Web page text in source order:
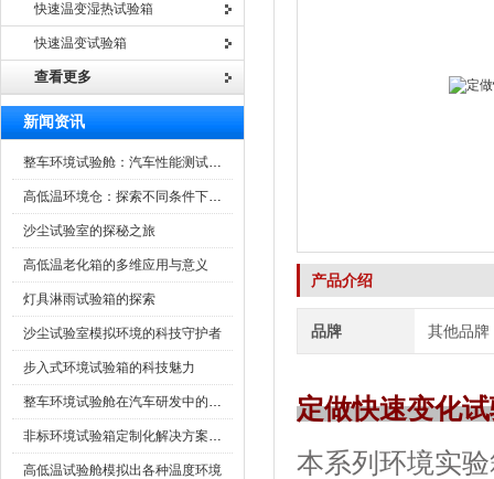
快速温变湿热试验箱
快速温变试验箱
查看更多
新闻资讯
整车环境试验舱：汽车性能测试的设备
高低温环境仓：探索不同条件下的科学奥秘
沙尘试验室的探秘之旅
高低温老化箱的多维应用与意义
灯具淋雨试验箱的探索
沙尘试验室模拟环境的科技守护者
步入式环境试验箱的科技魅力
整车环境试验舱在汽车研发中的作用
非标环境试验箱定制化解决方案在可靠性测试中的重要性
高低温试验舱模拟出各种温度环境
产品介绍
品牌 其他品牌
定做快速变化
本系列环境实验